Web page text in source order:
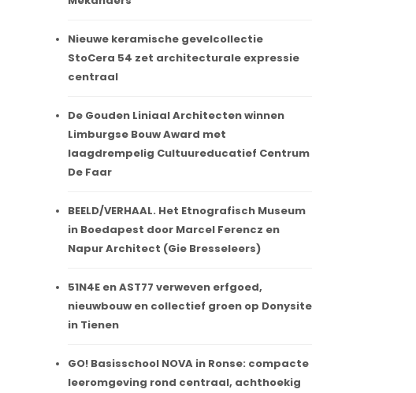
Nieuwe keramische gevelcollectie
StoCera 54 zet architecturale expressie
centraal
De Gouden Liniaal Architecten winnen
Limburgse Bouw Award met
laagdrempelig Cultuureducatief Centrum
De Faar
BEELD/VERHAAL. Het Etnografisch Museum
in Boedapest door Marcel Ferencz en
Napur Architect (Gie Bresseleers)
51N4E en AST77 verweven erfgoed,
nieuwbouw en collectief groen op Donysite
in Tienen
GO! Basisschool NOVA in Ronse: compacte
leeromgeving rond centraal, achthoekig